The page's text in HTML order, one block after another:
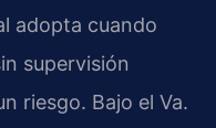
adopta cuando
supervisión
riesgo. Bajo el Va.